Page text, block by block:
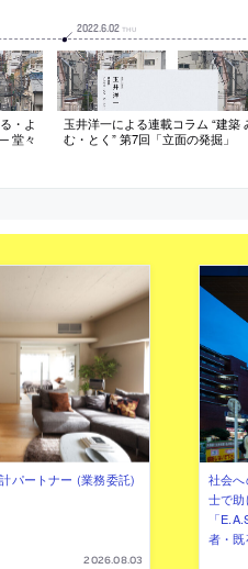
・よ
堂々
2022.6.02 THU
玉井洋一による連載コラム “建築
む・とく” 第7回「立面の発掘」
パートナー (業務委託)
2026.08.03
社会
士で
「
者・